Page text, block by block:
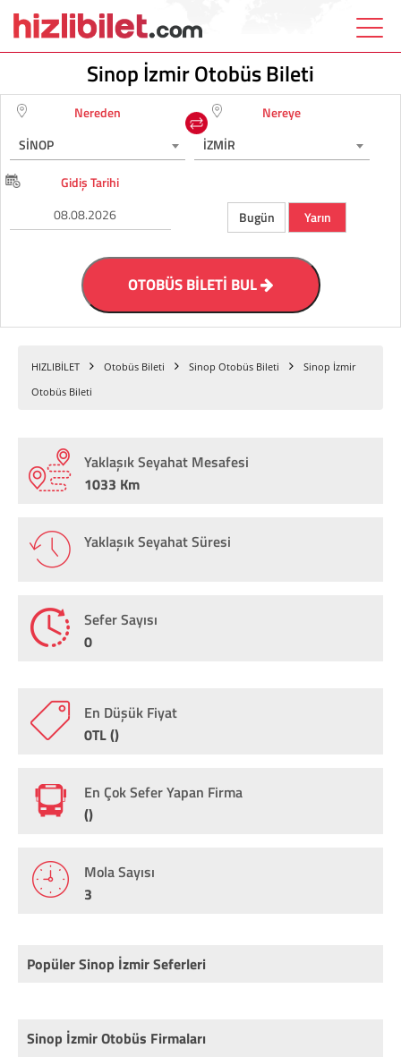
Sinop İzmir Otobüs Bileti
Nereden
SİNOP
Nereye
İZMİR
Gidiş Tarihi
Bugün
Yarın
OTOBÜS BİLETİ BUL
HIZLIBİLET Otobüs Bileti Sinop Otobüs Bileti
Sinop İzmir
Otobüs Bileti
Yaklaşık Seyahat Mesafesi
1033 Km
Yaklaşık Seyahat Süresi
Sefer Sayısı
0
En Düşük Fiyat
0TL ()
En Çok Sefer Yapan Firma
()
Mola Sayısı
3
Popüler Sinop İzmir Seferleri
Sinop İzmir Otobüs Firmaları